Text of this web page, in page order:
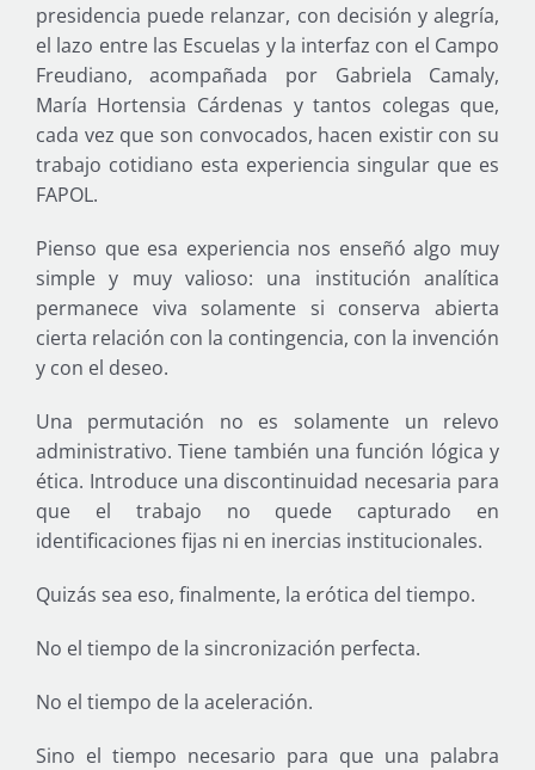
presidencia puede relanzar, con decisión y alegría,
el lazo entre las Escuelas y la interfaz con el Campo
Freudiano, acompañada por Gabriela Camaly,
María Hortensia Cárdenas y tantos colegas que,
cada vez que son convocados, hacen existir con su
trabajo cotidiano esta experiencia singular que es
FAPOL.
Pienso que esa experiencia nos enseñó algo muy
simple y muy valioso: una institución analítica
permanece viva solamente si conserva abierta
cierta relación con la contingencia, con la invención
y con el deseo.
Una permutación no es solamente un relevo
administrativo. Tiene también una función lógica y
ética. Introduce una discontinuidad necesaria para
que el trabajo no quede capturado en
identificaciones fijas ni en inercias institucionales.
Quizás sea eso, finalmente, la erótica del tiempo.
No el tiempo de la sincronización perfecta.
No el tiempo de la aceleración.
Sino el tiempo necesario para que una palabra